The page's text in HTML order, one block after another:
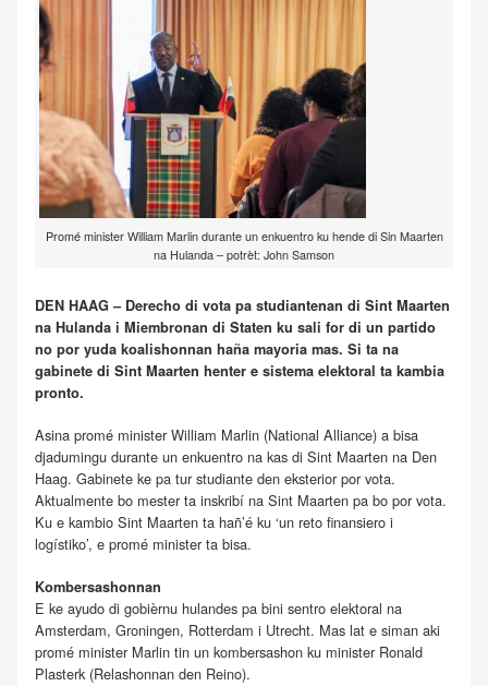
Promé minister William Marlin durante un enkuentro ku hende di Sin Maarten
na Hulanda – potrèt: John Samson
DEN HAAG – Derecho di vota pa studiantenan di Sint Maarten
na Hulanda i Miembronan di Staten ku sali for di un partido
no por yuda koalishonnan haña mayoria mas. Si ta na
gabinete di Sint Maarten henter e sistema elektoral ta kambia
pronto.
Asina promé minister William Marlin (National Alliance) a bisa
djadumingu durante un enkuentro na kas di Sint Maarten na Den
Haag. Gabinete ke pa tur studiante den eksterior por vota.
Aktualmente bo mester ta inskribí na Sint Maarten pa bo por vota.
Ku e kambio Sint Maarten ta hañ’é ku ‘un reto finansiero i
logístiko’, e promé minister ta bisa.
Kombersashonnan
E ke ayudo di gobièrnu hulandes pa bini sentro elektoral na
Amsterdam, Groningen, Rotterdam i Utrecht. Mas lat e siman aki
promé minister Marlin tin un kombersashon ku minister Ronald
Plasterk (Relashonnan den Reino).